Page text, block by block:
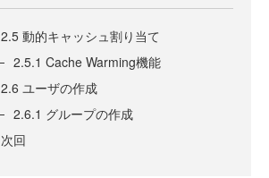
2.5 動的キャッシュ割り当て
2.5.1 Cache Warming機能
2.6 ユーザの作成
2.6.1 グループの作成
次回